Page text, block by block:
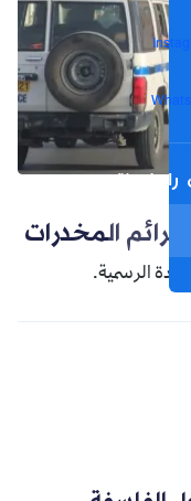
رابط مختصر
المخدرات
الرسمية.